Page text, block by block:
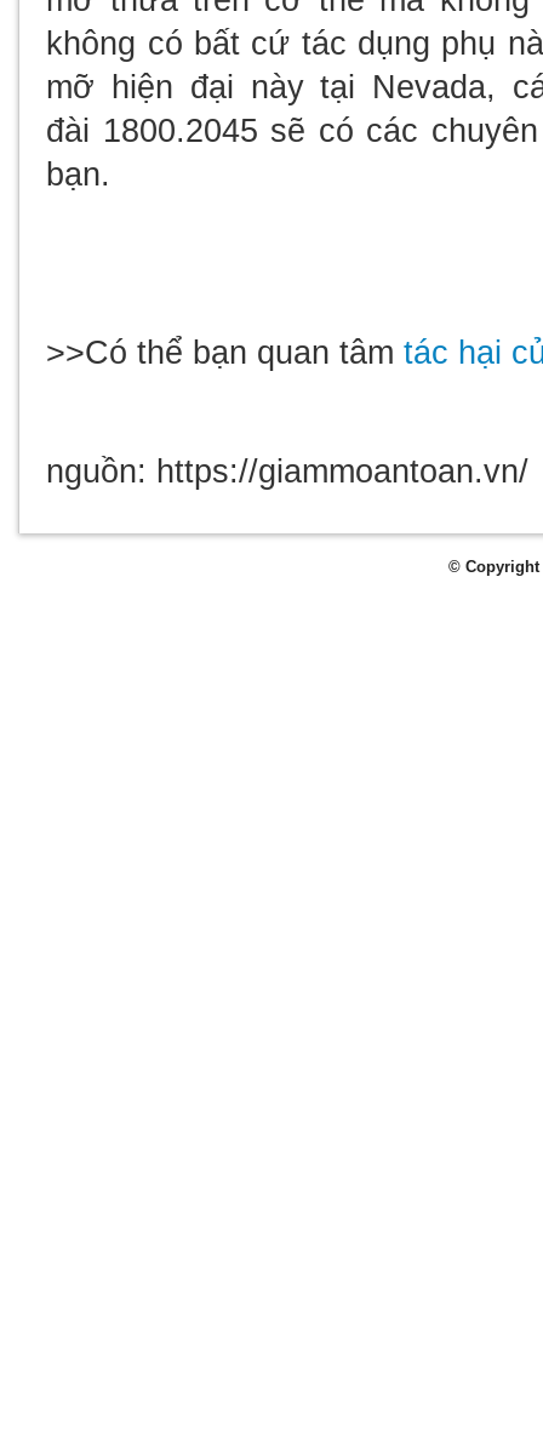
không có bất cứ tác dụng phụ
mỡ hiện đại này tại Nevada,
đài 1800.2045 sẽ có các
bạn.
>>Có thể bạn quan tâm tác hại
nguồn: https://giammoantoan.vn/
© Copyright